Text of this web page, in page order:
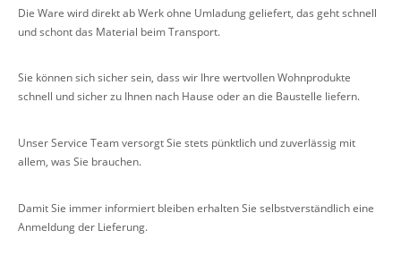
Die Ware wird direkt ab Werk ohne Umladung geliefert, das geht schnell
und schont das Material beim Transport.
Sie können sich sicher sein, dass wir Ihre wertvollen Wohnprodukte
schnell und sicher zu Ihnen nach Hause oder an die Baustelle liefern.
Unser Service Team versorgt Sie stets pünktlich und zuverlässig mit
allem, was Sie brauchen.
Damit Sie immer informiert bleiben erhalten Sie selbstverständlich eine
Anmeldung der Lieferung.